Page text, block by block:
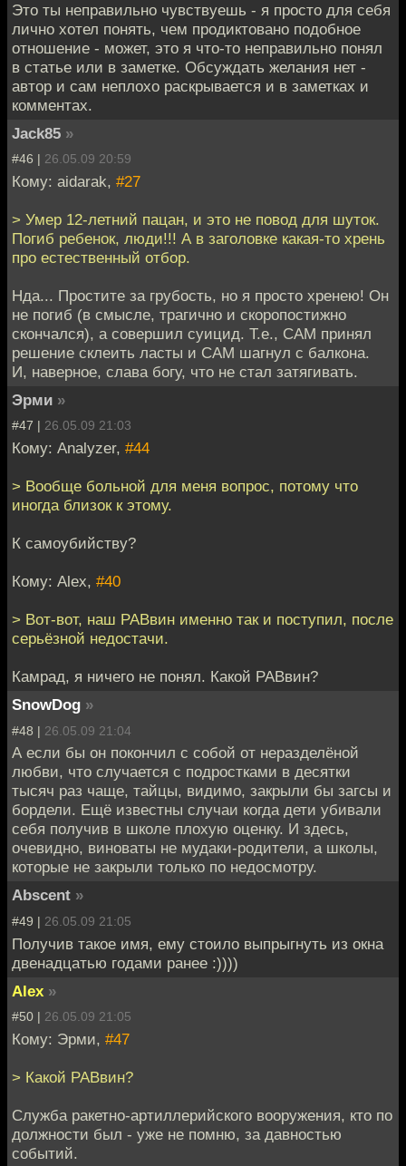
Это ты неправильно чувствуешь - я просто для себя
лично хотел понять, чем продиктовано подобное
отношение - может, это я что-то неправильно понял
в статье или в заметке. Обсуждать желания нет -
автор и сам неплохо раскрывается и в заметках и
комментах.
Jack85 »
#46 | 26.05.09 20:59
Кому: aidarak, #27
> Умер 12-летний пацан, и это не повод для шуток.
Погиб ребенок, люди!!! А в заголовке какая-то хрень
про естественный отбор.
Нда... Простите за грубость, но я просто хренею! Он
не погиб (в смысле, трагично и скоропостижно
скончался), а совершил суицид. Т.е., САМ принял
решение склеить ласты и САМ шагнул с балкона.
И, наверное, слава богу, что не стал затягивать.
Эрми »
#47 | 26.05.09 21:03
Кому: Analyzer, #44
> Вообще больной для меня вопрос, потому что
иногда близок к этому.
К самоубийству?
Кому: Alex, #40
> Вот-вот, наш РАВвин именно так и поступил, после
серьёзной недостачи.
Камрад, я ничего не понял. Какой РАВвин?
SnowDog »
#48 | 26.05.09 21:04
А если бы он покончил с собой от неразделёной
любви, что случается с подростками в десятки
тысяч раз чаще, тайцы, видимо, закрыли бы загсы и
бордели. Ещё известны случаи когда дети убивали
себя получив в школе плохую оценку. И здесь,
очевидно, виноваты не мудаки-родители, а школы,
которые не закрыли только по недосмотру.
Abscent »
#49 | 26.05.09 21:05
Получив такое имя, ему стоило выпрыгнуть из окна
двенадцатью годами ранее :))))
Alex »
#50 | 26.05.09 21:05
Кому: Эрми, #47
> Какой РАВвин?
Служба ракетно-артиллерийского вооружения, кто по
должности был - уже не помню, за давностью
событий.